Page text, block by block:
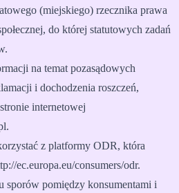
(miejskiego) rzecznika prawa
do której statutowych zadań
na temat pozasądowych
i dochodzenia roszczeń,
internetowej
z platformy ODR, która
ec.europa.eu/consumers/odr.
sporów pomiędzy konsumentami i